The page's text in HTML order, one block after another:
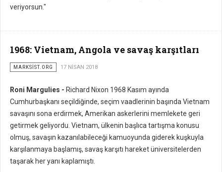
veriyorsun."
1968: Vietnam, Angola ve savaş karşıtları
MARKSİST.ORG 17 NISAN 2018
Roni Margulies - Richard Nixon 1968 Kasım ayında
Cumhurbaşkanı seçildiğinde, seçim vaadlerinin başında Vietnam
savaşını sona erdirmek, Amerikan askerlerini memlekete geri
getirmek geliyordu. Vietnam, ülkenin başlıca tartışma konusu
olmuş, savaşın kazanılabileceği kamuoyunda giderek kuşkuyla
karşılanmaya başlamış, savaş karşıtı hareket üniversitelerden
taşarak her yanı kaplamıştı.